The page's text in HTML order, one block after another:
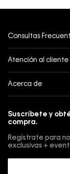
Consultas
Pedidos
Cambios, envios y
Guía de talles
Atención al cliente
Botón de
Acerca de
Guía de jeans
Guía de cuidado
Suscríbete y
compra.
Regístrate para
exclusivas +